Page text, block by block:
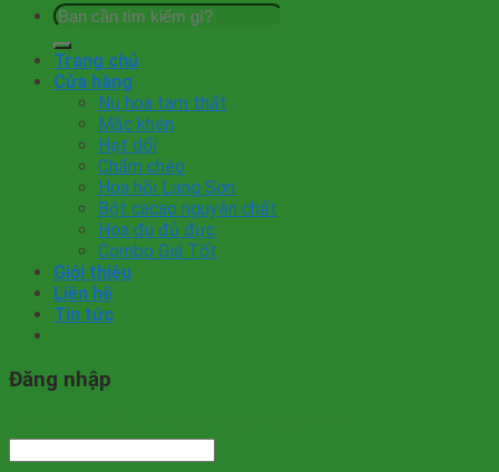
Tìm
kiếm:
Trang chủ
Cửa hàng
Nụ hoa tam thất
Mắc khén
Hạt dổi
Chẩm chéo
Hoa hồi Lạng Sơn
Bột cacao nguyên chất
Hoa đu đủ đực
Combo Giá Tốt
Giới thiệu
Liên hệ
Tin tức
Đăng nhập